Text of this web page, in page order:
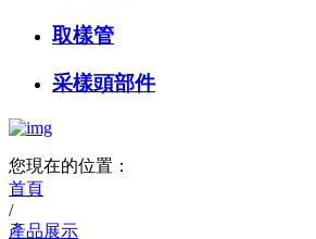
取樣管
采樣頭部件
您現在的位置：
首頁
/
產品展示